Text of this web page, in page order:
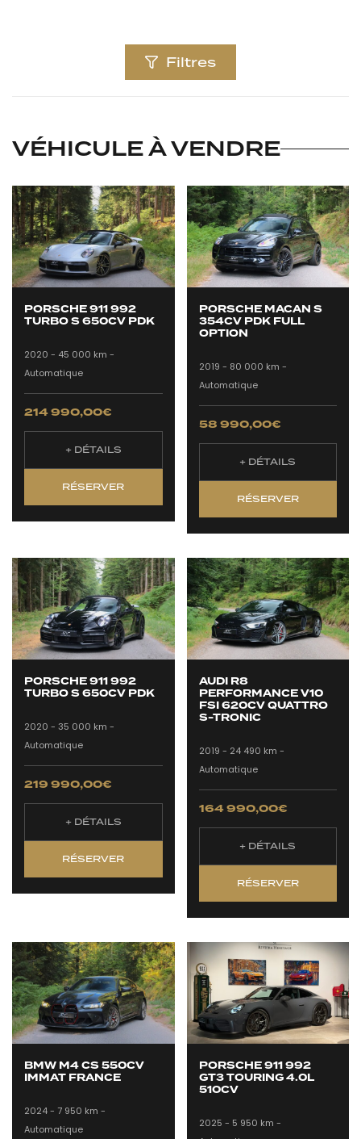
Filtres
VÉHICULE À VENDRE
PORSCHE 911 992
TURBO S 650CV PDK
2020 - 45 000 km -
Automatique
214 990,00€
+ DÉTAILS
RÉSERVER
PORSCHE MACAN S
354CV PDK FULL
OPTION
2019 - 80 000 km -
Automatique
58 990,00€
+ DÉTAILS
RÉSERVER
PORSCHE 911 992
TURBO S 650CV PDK
2020 - 35 000 km -
Automatique
219 990,00€
+ DÉTAILS
RÉSERVER
AUDI R8
PERFORMANCE V10
FSI 620CV QUATTRO
S-TRONIC
2019 - 24 490 km -
Automatique
164 990,00€
+ DÉTAILS
RÉSERVER
BMW M4 CS 550CV
IMMAT FRANCE
2024 - 7 950 km -
Automatique
PORSCHE 911 992
GT3 TOURING 4.0L
510CV
2025 - 5 950 km -